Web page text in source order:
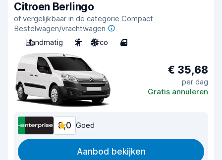
Citroen Berlingo
of vergelijkbaar in de categorie Compact
Bestelwagen/vrachtwagen
Handmatig
2 Airco 4
€ 35,68
per dag
Gratis annuleren
8,0 Goed
Aanbod bekijken